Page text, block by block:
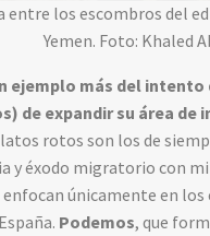
entre los escombros del
Yemen. Foto: Khaled
ejemplo más del
de expandir su área de
rotos son los de
y éxodo migratorio con
únicamente en
Podemos, que